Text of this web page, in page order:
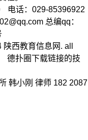
电话：029-85396922
总编qq：
西教育信息网. all
德扑圈下载链接的技
韩小刚 律师 182 2087